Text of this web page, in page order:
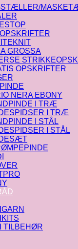
GROSSA
OPSKRIFTER
NERA EBONY
I TRÆ
I TRÆ
I STÅL
I STÅL
TILBEHØR